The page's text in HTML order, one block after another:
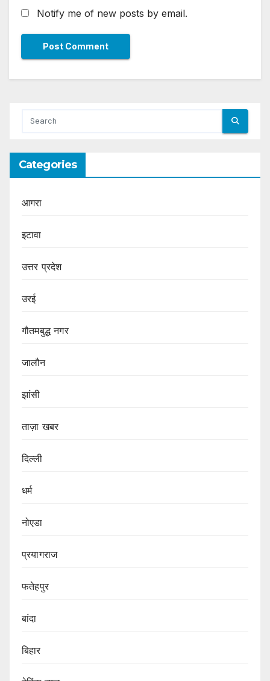
Notify me of new posts by email.
Categories
आगरा
इटावा
उत्तर प्रदेश
उरई
गौतमबुद्ध नगर
जालौन
झांसी
ताज़ा खबर
दिल्ली
धर्म
नोएडा
प्रयागराज
फतेहपुर
बांदा
बिहार